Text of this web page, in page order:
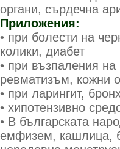
органи, сърдечна
Приложения:
• при болести на
колики, диабет
• при възпаления
ревматизъм, кожни
• при ларингит,
• хипотензивно
• В българската
емфизем, кашлица,